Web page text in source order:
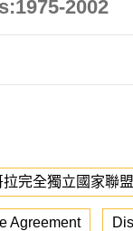
2002
拉完全獨立國家聯盟
Agreement